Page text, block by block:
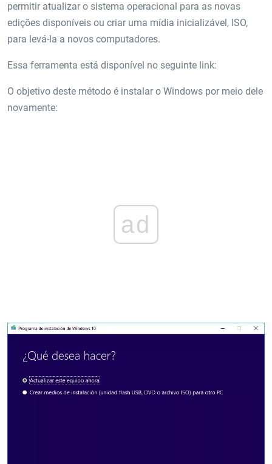
permitir atualizar o sistema operacional para as novas
edições disponíveis ou criar uma mídia inicializável, ISO,
para levá-la a novos computadores.
Essa ferramenta está disponível no seguinte link:
O objetivo deste método é instalar o Windows por meio dele
novamente:
ad